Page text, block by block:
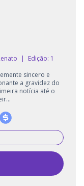
|
Edição: 1
sincero e
a gravidez do
notícia até o